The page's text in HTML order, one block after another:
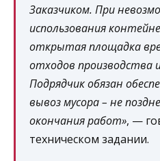
Заказчиком. При
использования
открытая площадка
отходов производства
Подрядчик обязан
вывоз мусора – не
окончания работ», —
техническом задании.